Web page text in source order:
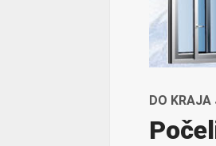
DO KRAJA